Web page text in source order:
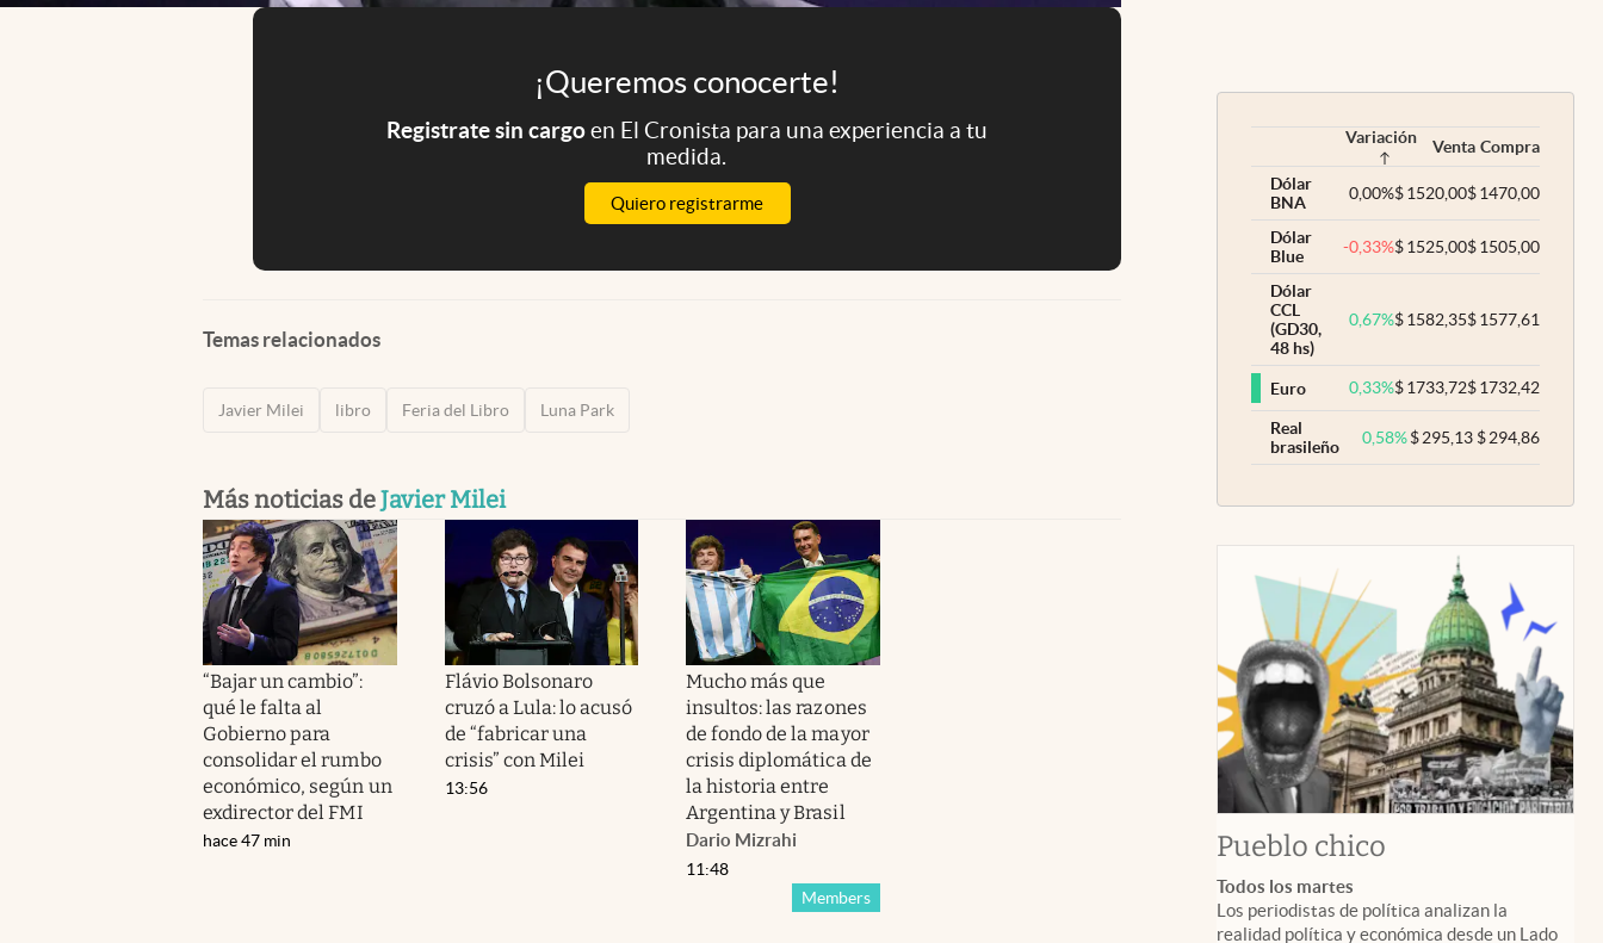
¡Queremos conocerte!
Registrate sin cargoen El Cronista para una experiencia a tu
medida.
Quiero registrarme
Temas relacionados
Javier Milei libro Feria del Libro Luna Park
Más noticias deJavier Milei
“Bajar un cambio”:
qué le falta al
Gobierno para
consolidar el rumbo
económico, según un
exdirector del FMI
hace 47 min
Flávio Bolsonaro
cruzó a Lula: lo acusó
de “fabricar una
crisis” con Milei
13:56
Mucho más que
insultos: las razones
de fondo de la mayor
crisis diplomática de
la historia entre
Argentina y Brasil
Dario Mizrahi
Members
11:48
Variación Venta Compra
Dólar
BNA
0,00%$1520,00$1470,00
Dólar
Blue
-0,33%$1525,00$1505,00
Dólar
CCL
(GD30,
48 hs)
0,67%$1582,35$1577,61
Euro 0,33%$1733,72$1732,42
Real
brasileño
0,58% $295,13 $294,86
Pueblo chico
Todos los martes
Los periodistas de política analizan la
realidad política y económica desde un Lado